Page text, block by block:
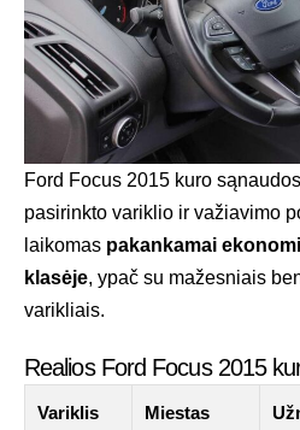
Ford Focus 2015 kuro
pasirinkto variklio ir važiavimo
laikomas pakankamai
klasėje, ypač su mažesniais
varikliais.
Realios Ford Focus 2015
Variklis Miestas